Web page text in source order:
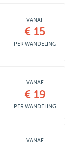
VANAF
€ 15
PER WANDELING
VANAF
€ 19
PER WANDELING
VANAF